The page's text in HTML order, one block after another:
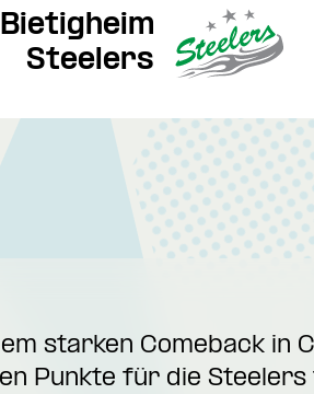
Bietigheim
Steelers
starken Comeback in
Punkte für die